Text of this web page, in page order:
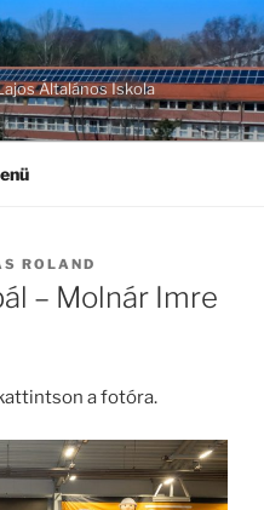
Általános Iskola
ROLAND
– Molnár Imre
a fotóra.